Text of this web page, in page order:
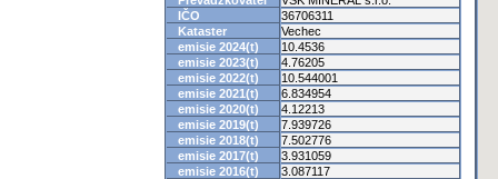
IČO
36706311
Kataster
Vechec
emisie 2024(t)
10.4536
emisie 2023(t)
4.76205
emisie 2022(t)
10.544001
emisie 2021(t)
6.834954
emisie 2020(t)
4.12213
emisie 2019(t)
7.939726
emisie 2018(t)
7.502776
emisie 2017(t)
3.931059
emisie 2016(t)
3.087117